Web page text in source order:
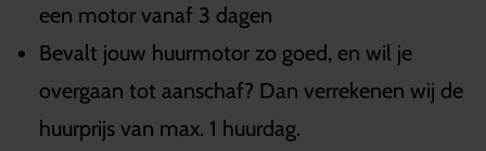
een motor vanaf 3 dagen
Bevalt jouw huurmotor zo goed, en wil je
overgaan tot aanschaf? Dan verrekenen wij de
huurprijs van max. 1 huurdag.